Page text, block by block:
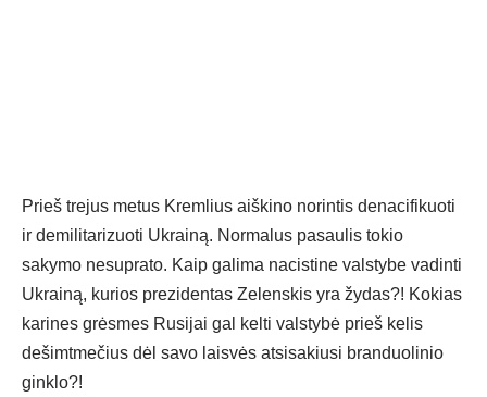
Prieš trejus metus Kremlius aiškino norintis denacifikuoti
ir demilitarizuoti Ukrainą. Normalus pasaulis tokio
sakymo nesuprato. Kaip galima nacistine valstybe vadinti
Ukrainą, kurios prezidentas Zelenskis yra žydas?! Kokias
karines grėsmes Rusijai gal kelti valstybė prieš kelis
dešimtmečius dėl savo laisvės atsisakiusi branduolinio
ginklo?!